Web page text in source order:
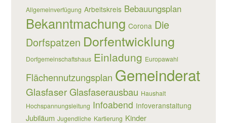
Allgemeinverfügung Arbeitskreis Bebauungsplan
Bekanntmachung Corona Die
Dorfspatzen Dorfentwicklung
Dorfgemeinschaftshaus Einladung Europawahl
Flächennutzungsplan Gemeinderat
Glasfaser Glasfaserausbau Haushalt
Hochspannungsleitung Infoabend Infoveranstaltung
Jubiläum Jugendliche Kartierung Kinder